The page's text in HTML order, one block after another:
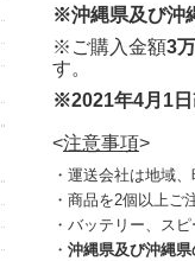
※沖縄県及び沖
※ご購入金額3
す。
※2021年4月1日
<注意事項>
・運送会社は地域
・商品を2個以上ご
・バッテリー、ス
・ 沖縄県及び沖縄